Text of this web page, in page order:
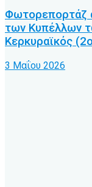
Φωτορεπορτάζ
των Κυπέλλων
Κερκυραϊκός
3 Μαΐου 2026